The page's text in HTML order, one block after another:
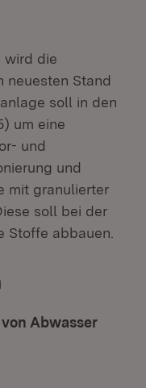
wird die
neuesten Stand
soll in den
um eine
und
und
mit granulierter
soll bei der
Stoffe ab­bauen.
Abwasser